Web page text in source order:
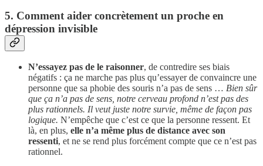
5. Comment aider concrètement un proche en
dépression invisible
N’essayez pas de le raisonner, de contredire ses biais
négatifs : ça ne marche pas plus qu’essayer de convaincre une
personne que sa phobie des souris n’a pas de sens … Bien sûr
que ça n’a pas de sens, notre cerveau profond n’est pas des
plus rationnels. Il veut juste notre survie, même de façon pas
logique. N’empêche que c’est ce que la personne ressent. Et
là, en plus, elle n’a même plus de distance avec son
ressenti, et ne se rend plus forcément compte que ce n’est pas
rationnel.